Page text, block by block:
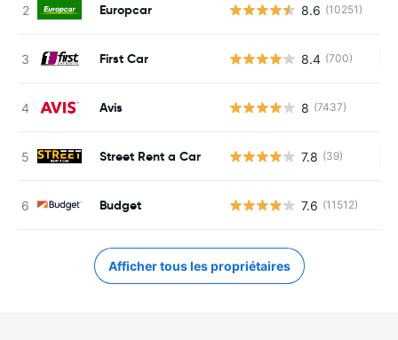
Europcar 8.6 (10251)
First Car 8.4 (700)
Avis 8 (7437)
Street Rent a Car 7.8 (39)
Budget 7.6 (11512)
Afficher tous les propriétaires